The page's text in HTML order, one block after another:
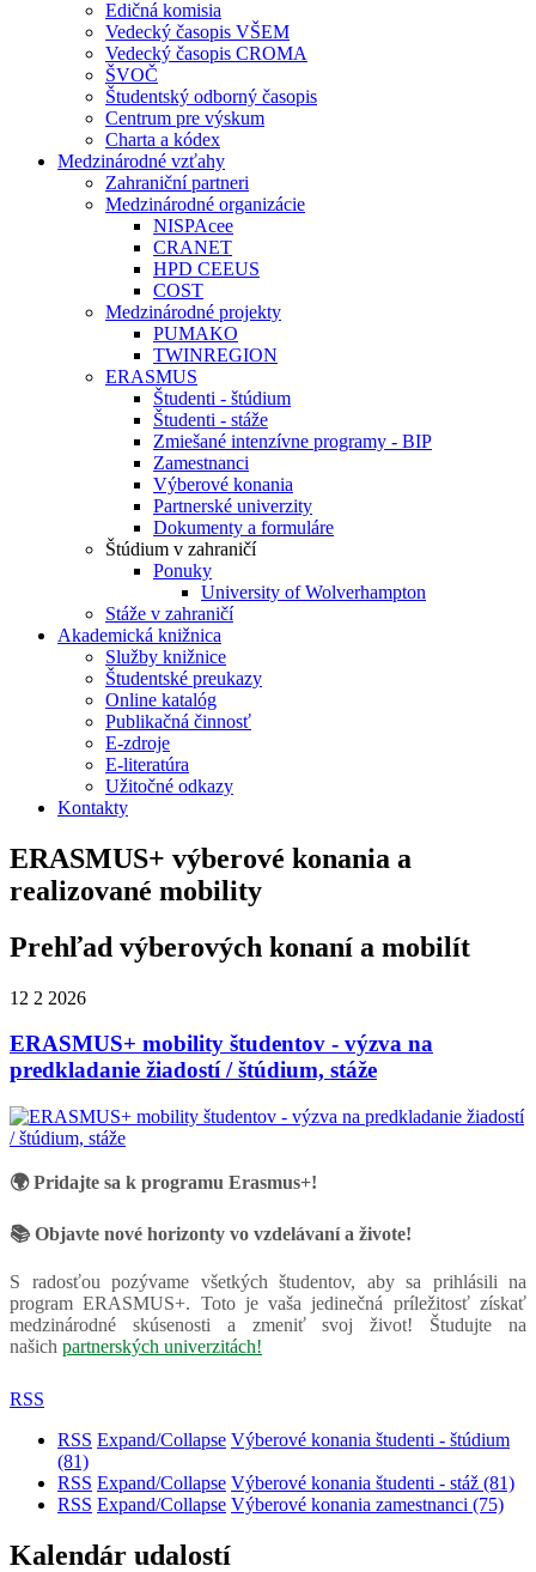
Edičná komisia
Vedecký časopis VŠEM
Vedecký časopis CROMA
ŠVOČ
Študentský odborný časopis
Centrum pre výskum
Charta a kódex
Medzinárodné vzťahy
Zahraniční partneri
Medzinárodné organizácie
NISPAcee
CRANET
HPD CEEUS
COST
Medzinárodné projekty
PUMAKO
TWINREGION
ERASMUS
Študenti - štúdium
Študenti - stáže
Zmiešané intenzívne programy - BIP
Zamestnanci
Výberové konania
Partnerské univerzity
Dokumenty a formuláre
Štúdium v zahraničí
Ponuky
University of Wolverhampton
Stáže v zahraničí
Akademická knižnica
Služby knižnice
Študentské preukazy
Online katalóg
Publikačná činnosť
E-zdroje
E-literatúra
Užitočné odkazy
Kontakty
ERASMUS+ výberové konania a
realizované mobility
Prehľad výberových konaní a mobilít
12 2 2026
ERASMUS+ mobility študentov - výzva na
predkladanie žiadostí / štúdium, stáže
🌍 Pridajte sa k programu Erasmus+!
📚 Objavte nové horizonty vo vzdelávaní a živote!
S radosťou pozývame všetkých študentov, aby sa prihlásili na
program ERASMUS+. Toto je vaša jedinečná príležitosť získať
medzinárodné skúsenosti a zmeniť svoj život! Študujte na
našich partnerských univerzitách!
RSS
RSS Expand/Collapse Výberové konania študenti - štúdium
(81)
RSS Expand/Collapse Výberové konania študenti - stáž (81)
RSS Expand/Collapse Výberové konania zamestnanci (75)
Kalendár udalostí